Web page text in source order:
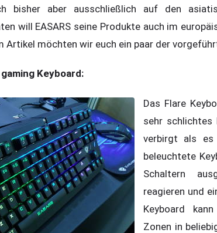
bisher aber ausschließlich auf den
will EASARS seine Produkte auch im
Artikel möchten wir euch ein paar der
Keyboard:
Das Flare
sehr schlichtes
verbirgt als es
beleuchtete
Schaltern
reagieren und
Keyboard
Zonen in